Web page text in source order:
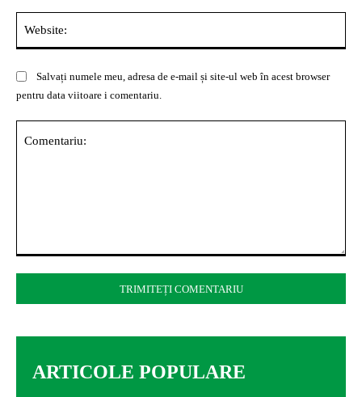
Salvați numele meu, adresa de e-mail și site-ul web în acest browser
pentru data viitoare i comentariu.
ARTICOLE POPULARE